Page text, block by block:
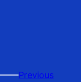
Previous